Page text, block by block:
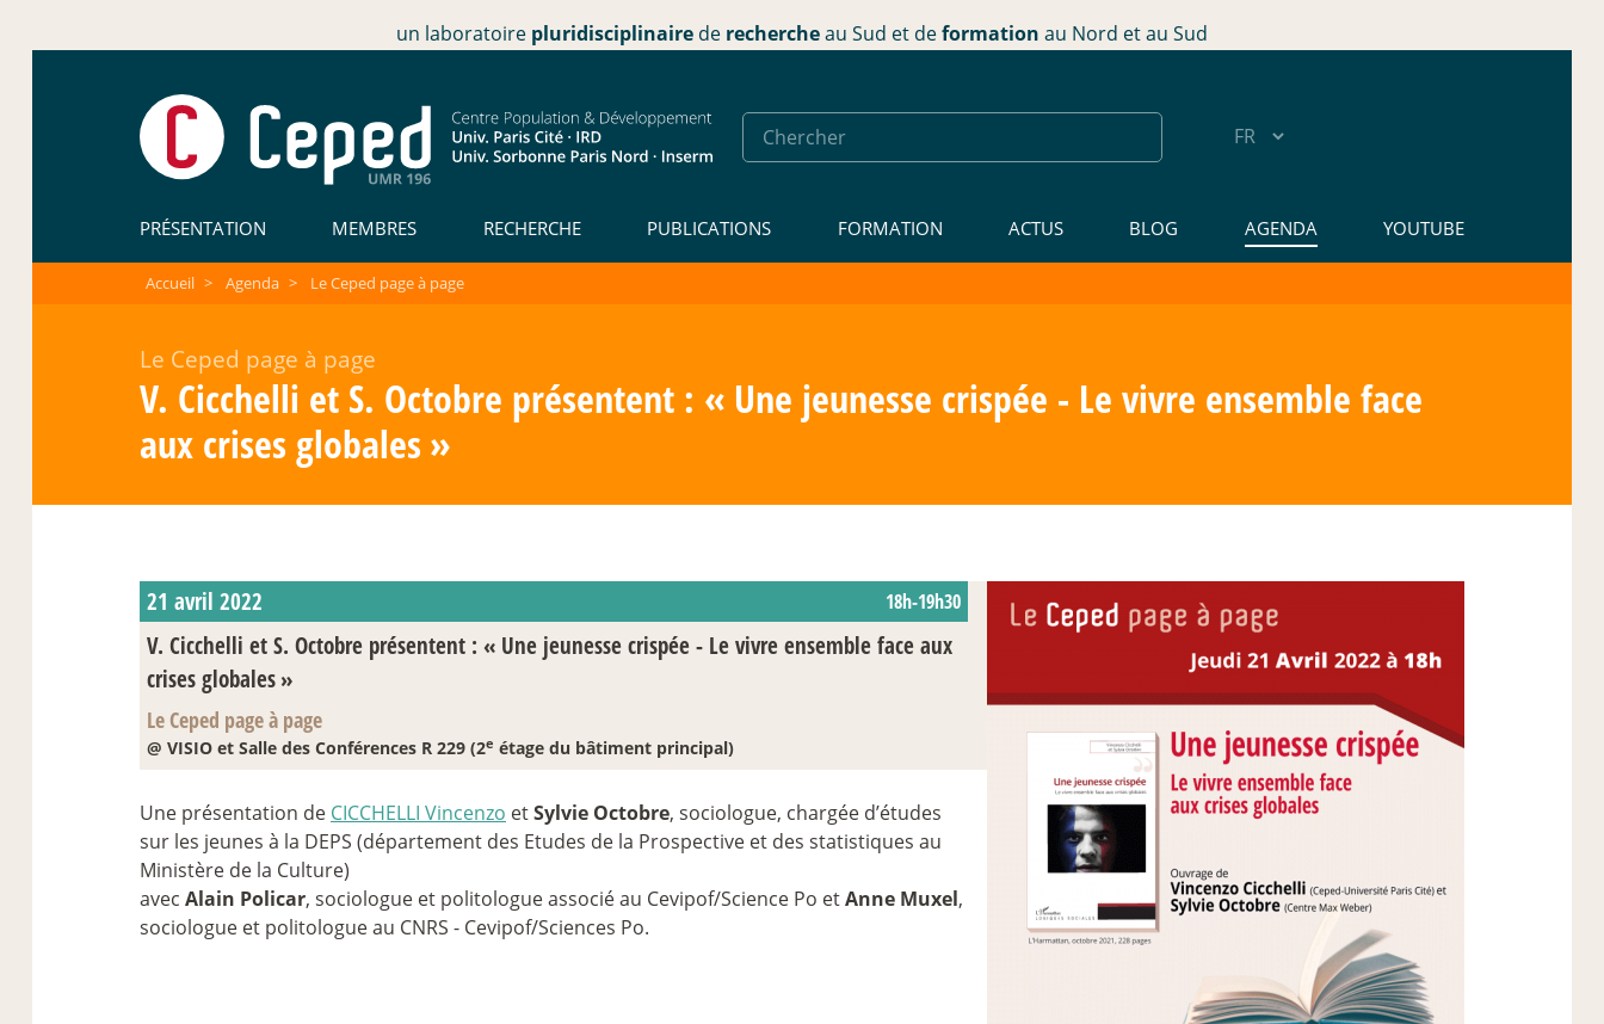
un laboratoire pluridisciplinaire de rechercheau Sud et deformation au Nord et au Sud
PRÉSENTATION MEMBRES RECHERCHE PUBLICATIONS FORMATION ACTUS BLOG AGENDA YOUTUBE
Accueil > Agenda > Le Ceped page à page
Le Ceped page à page
V. Cicchelli et S. Octobre présentent : « Une jeunesse crispée - Le vivre ensemble face
aux crises globales »
21 avril 2022 18h-19h30
V. Cicchelli et S. Octobre présentent : « Une jeunesse crispée - Le vivre ensemble face aux
crises globales»
Le Ceped page à page
@ VISIO et Salle des Conférences R 229 (2e étage du bâtiment principal)
Une présentation de CICCHELLI Vincenzo etSylvie Octobre, sociologue, chargée d’études
sur les jeunes à la DEPS (département des Etudes de la Prospective et des statistiques au
Ministère de la Culture)
avec Alain Policar, sociologue et politologue associé au Cevipof/Science Po etAnne Muxel,
sociologue et politologue au CNRS - Cevipof/Sciences Po.